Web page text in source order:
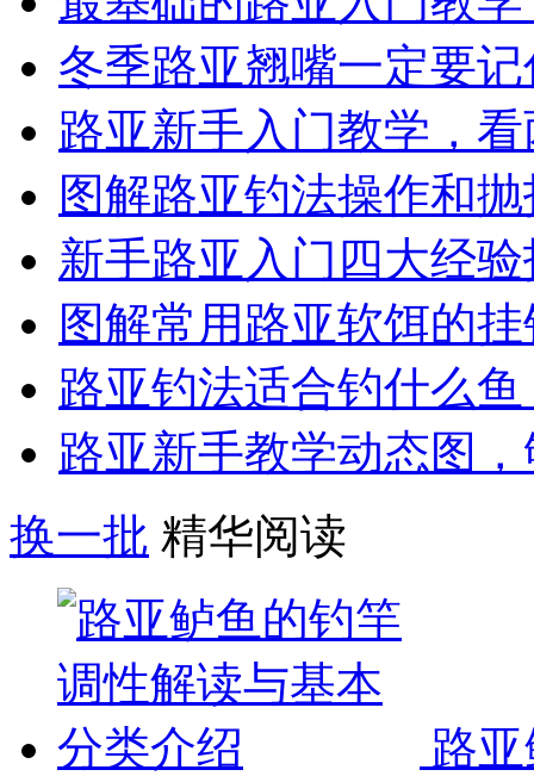
冬季路亚翘嘴一定要
路亚新手入门教学，
图解路亚钓法操作和
新手路亚入门四大经
图解常用路亚软饵的
路亚钓法适合钓什么鱼
路亚新手教学动态图
换一批 精华阅读
路